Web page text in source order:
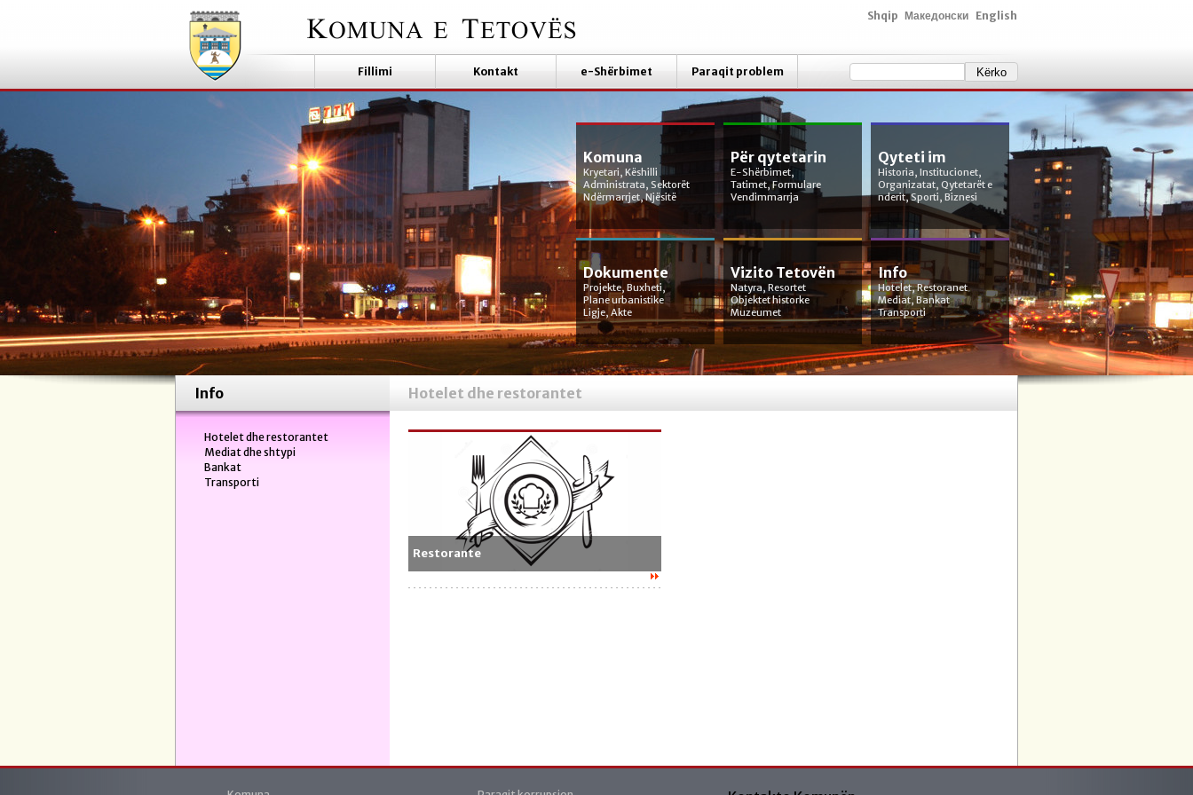
Shqip Македонски English
Fillimi Kontakt e-Shërbimet Paraqit problem
Komuna
Kryetari, Këshilli
Administrata, Sektorët
Ndërmarrjet, Njësitë
Për qytetarin
E-Shërbimet,
Tatimet, Formulare
Vendimmarrja
Qyteti im
Historia, Institucionet,
Organizatat, Qytetarët e
nderit, Sporti, Biznesi
Dokumente
Projekte, Buxheti,
Plane urbanistike
Ligje, Akte
Vizito Tetovën
Natyra, Resortet
Objektet historke
Muzeumet
Info
Hotelet, Restoranet
Mediat, Bankat
Transporti
Info Hotelet dhe restorantet
Hotelet dhe restorantet
Mediat dhe shtypi
Bankat
Transporti
Restorante